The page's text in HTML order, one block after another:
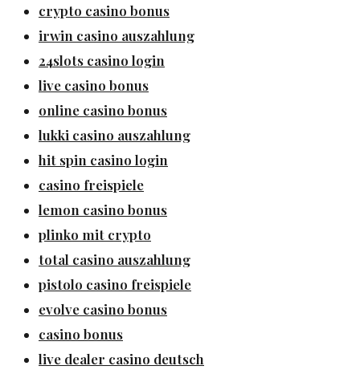
crypto casino bonus
irwin casino auszahlung
24slots casino login
live casino bonus
online casino bonus
lukki casino auszahlung
hit spin casino login
casino freispiele
lemon casino bonus
plinko mit crypto
total casino auszahlung
pistolo casino freispiele
evolve casino bonus
casino bonus
live dealer casino deutsch